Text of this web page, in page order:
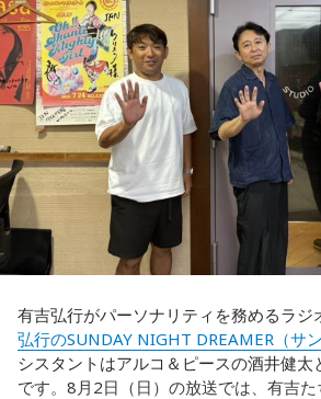
有吉弘行がパーソナリティを務めるラジ
弘行のSUNDAY NIGHT DREAMER（サン
シスタントはアルコ＆ピースの酒井健太
です。8月2日（日）の放送では、有吉